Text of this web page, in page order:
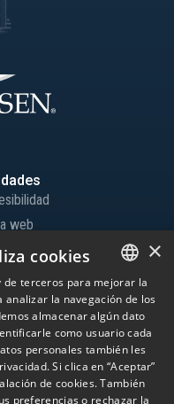
web
de Información
y Andersen Tax & Legal Iberia,
Tax & Legal Iberia, S.L.P. son las
una ‘verein’ suiza compuesta
SPANISH
ENGLISH
PORTUGUESE
×
cookies
de terceros para mejorar la
la navegación de los
almacenar algún dato
como usuario cada
personales también les
Si clica en “Aceptar”
de cookies. También
preferencias o rechazar la